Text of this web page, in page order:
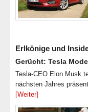
Erlkönige und
Gerücht: Tesla
Tesla-CEO Elon Musk
nächsten Jahres
[Weiter]